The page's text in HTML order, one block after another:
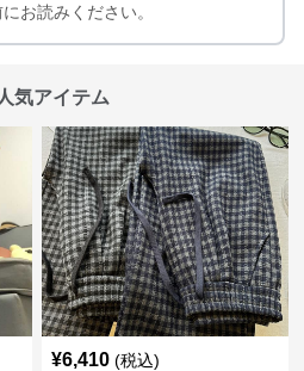
お読みください。
気アイテム
¥6,410 (税込)